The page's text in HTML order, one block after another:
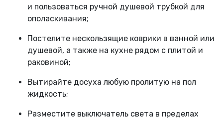
и пользоваться ручной душевой трубкой для
ополаскивания;
Постелите нескользящие коврики в ванной или
душевой, а также на кухне рядом с плитой и
раковиной;
Вытирайте досуха любую пролитую на пол
жидкость;
Разместите выключатель света в пределах